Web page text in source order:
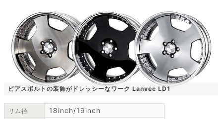
ピアスボルトの装飾がドレッシーなワーク Lanvec LD1
リム径 18inch/19inch